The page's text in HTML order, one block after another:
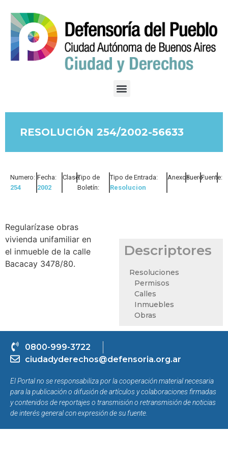
RESOLUCIÓN 254/2002-56633
Numero:
254
Fecha:
2002
Clase:Tipo de
Boletín:
Tipo de Entrada:
Resolucion
Anexos:Fuero:Fuente:
Regularízase obras
vivienda unifamiliar en
el inmueble de la calle
Bacacay 3478/80.
Descriptores
Resoluciones
Permisos
Calles
Inmuebles
Obras
0800-999-3722
ciudadyderechos@defensoria.org.ar
El Portal no se responsabiliza por la cooperación material necesaria
para la publicación o difusión de artículos y colaboraciones firmadas
y contenidos de reportajes o transmisión o retransmisión de noticias
de interés general con expresión de su fuente.